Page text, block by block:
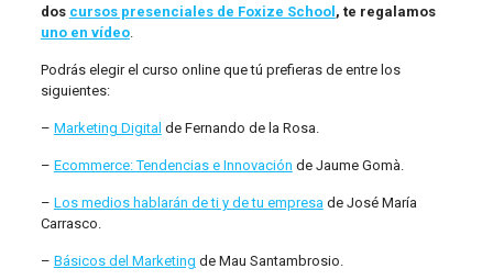
dos cursos presenciales de Foxize School , te regalamos
uno en vídeo.
Podrás elegir el curso online que tú prefieras de entre los
siguientes:
– Marketing Digital de Fernando de la Rosa.
– Ecommerce: Tendencias e Innovación de Jaume Gomà.
– Los medios hablarán de ti y de tu empresade José María
Carrasco.
– Básicos del Marketing de Mau Santambrosio.